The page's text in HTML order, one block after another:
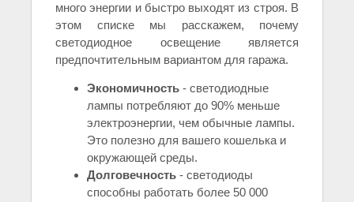
много энергии и быстро выходят из строя. В
этом списке мы расскажем, почему
светодиодное освещение является
предпочтительным вариантом для гаража.
Экономичность - светодиодные
лампы потребляют до 90% меньше
электроэнергии, чем обычные лампы.
Это полезно для вашего кошелька и
окружающей среды.
Долговечность - светодиоды
способны работать более 50 000